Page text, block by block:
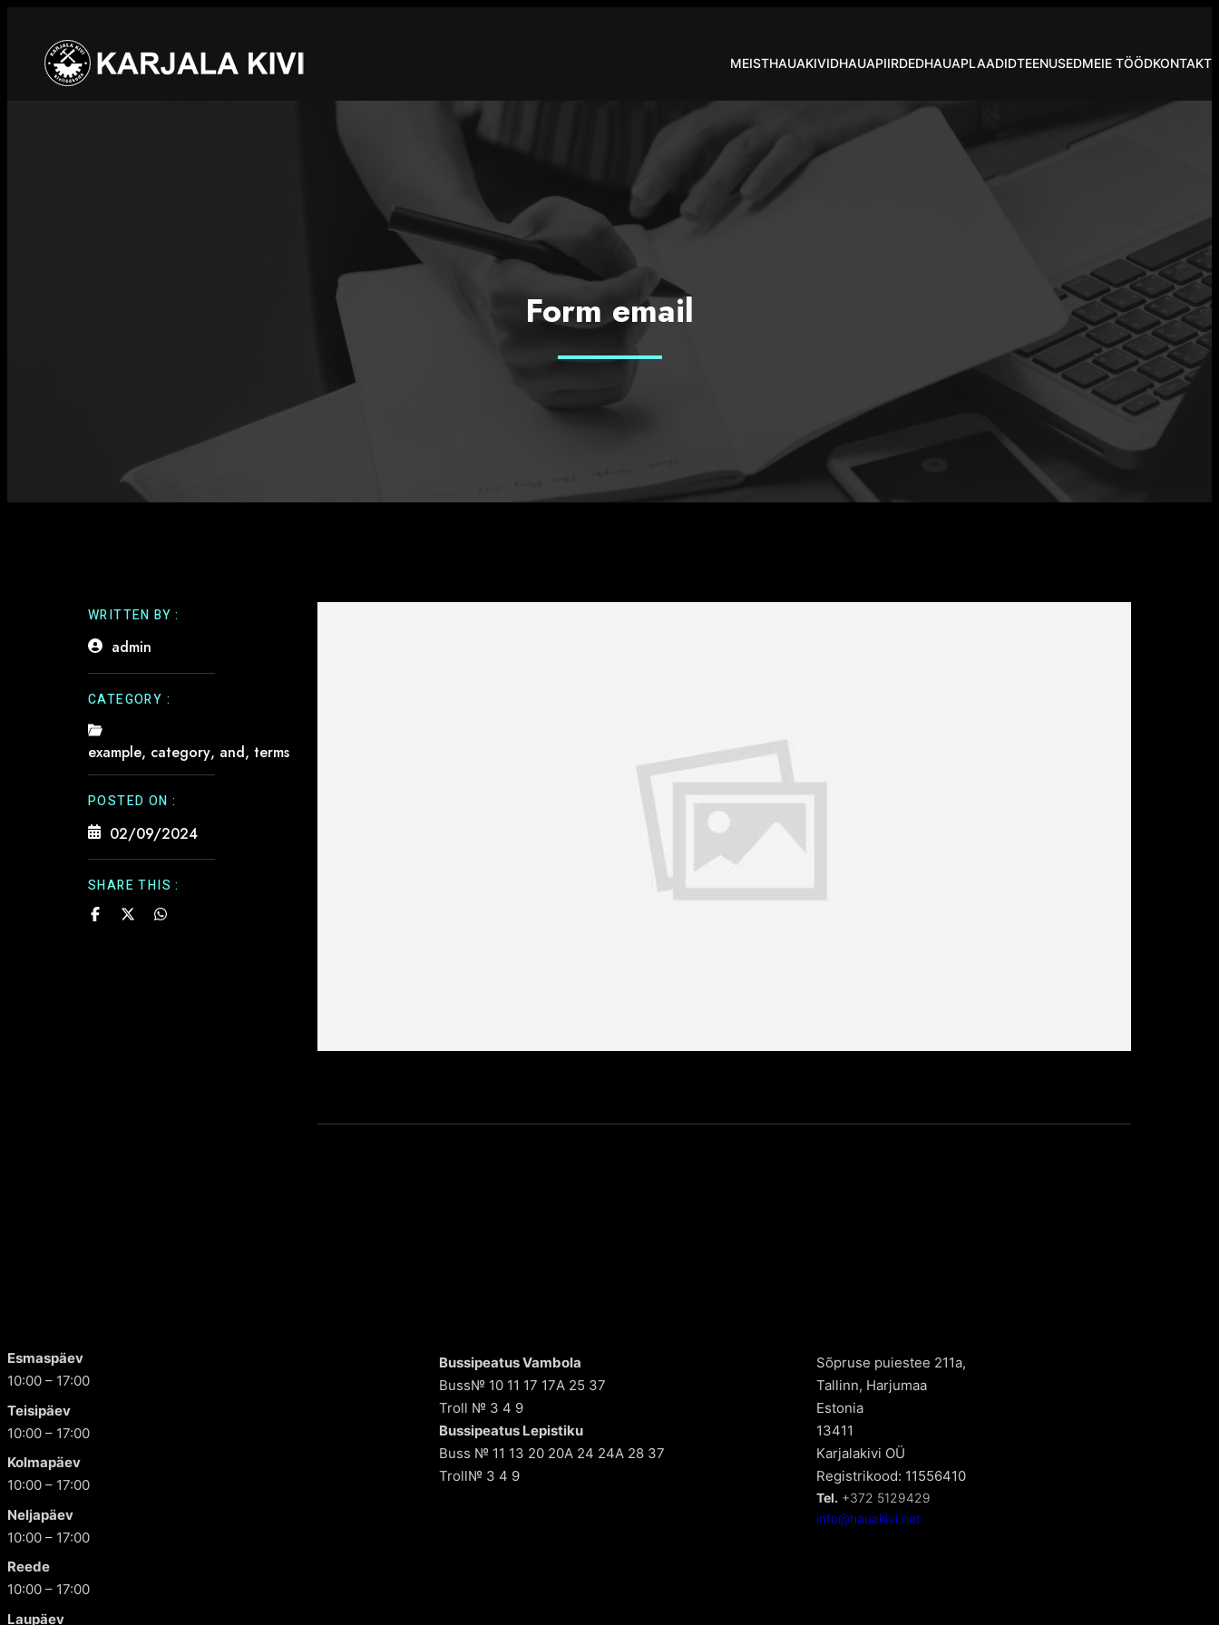
MEISTHAUAKIVIDHAUAPIIRDEDHAUAPLAADIDTEENUSEDMEIE TÖÖDKONTAKT
Form email
WRITTEN BY :
admin
CATEGORY :
example, category, and, terms
POSTED ON :
02/09/2024
SHARE THIS :
Esmaspäev
10:00 – 17:00
Teisipäev
10:00 – 17:00
Kolmapäev
10:00 – 17:00
Neljapäev
10:00 – 17:00
Reede
10:00 – 17:00
Laupäev
Bussipeatus Vambola
Buss№ 10 11 17 17А 25 37
Troll № 3 4 9
Bussipeatus Lepistiku
Buss № 11 13 20 20A 24 24A 28 37
Troll№ 3 4 9
Sõpruse puiestee 211a,
Tallinn, Harjumaa
Estonia
13411
Karjalakivi OÜ
Registrikood: 11556410
Tel. +372 5129429
info@hauakivi.net